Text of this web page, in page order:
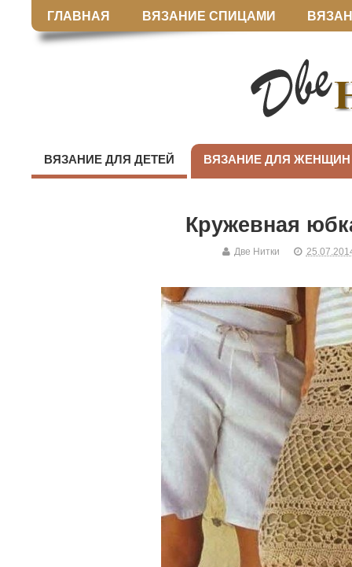
ГЛАВНАЯ ВЯЗАНИЕ СПИЦАМИ
ВЯЗАНИЕ ДЛЯ ДЕТЕЙ ВЯЗАНИЕ ДЛЯ ЖЕНЩИН
Кружевная
Две Нитки